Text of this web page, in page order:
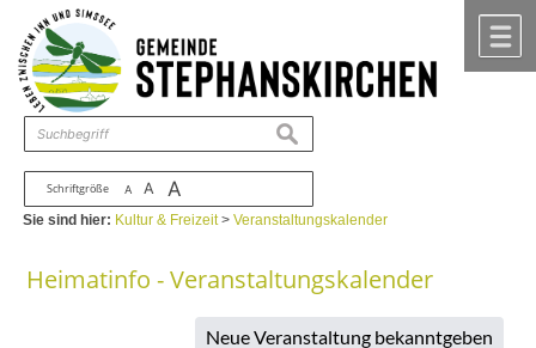
Zum Inhalt ,zur Navigation
Schriftgröße A A A
suchen
Sie sind hier: Kultur & Freizeit>Veranstaltungskalender
Heimatinfo - Veranstaltungskalender